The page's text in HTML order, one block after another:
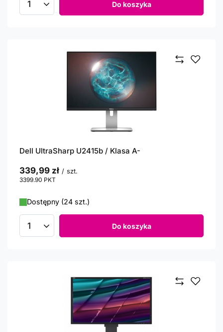
Ilość produktów Do koszyka
Dell UltraSharp U2415b / Klasa A-
339,99 zł / szt.
3399.90 PKT
Dostępny (24 szt.)
Ilość produktów Do koszyka